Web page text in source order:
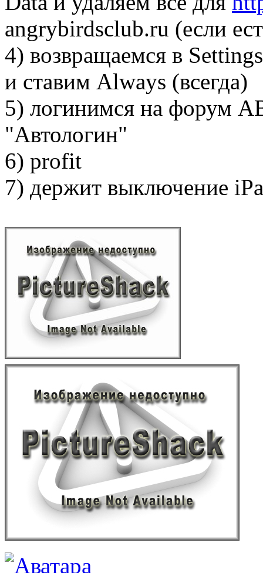
angrybirdsclub.ru (если
4) возвращаемся в
и ставим Always (всегда)
5) логинимся на форум
"Автологин"
6) profit
7) держит выключение